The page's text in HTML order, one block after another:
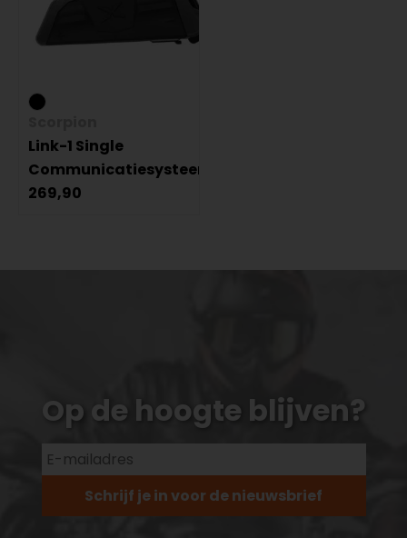
Link-1 Single
Communicatiesysteem
269,90
Op de hoogte blijven?
Schrijf je in voor de nieuwsbrief